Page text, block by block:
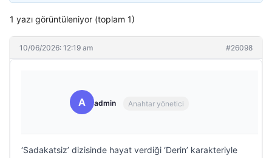
1 yazı görüntüleniyor (toplam 1)
10/06/2026: 12:19 am #26098
A admin Anahtar yönetici
‘Sadakatsiz’ dizisinde hayat verdiği ‘Derin’ karakteriyle